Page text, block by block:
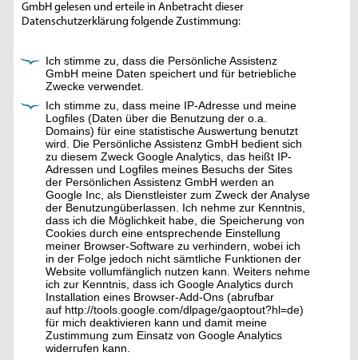
GmbH gelesen und erteile in Anbetracht dieser
Datenschutzerklärung folgende Zustimmung:
Ich stimme zu, dass die Persönliche Assistenz
GmbH meine Daten speichert und für betriebliche
Zwecke verwendet.
Ich stimme zu, dass meine IP-Adresse und meine
Logfiles (Daten über die Benutzung der o.a.
Domains) für eine statistische Auswertung benutzt
wird. Die Persönliche Assistenz GmbH bedient sich
zu diesem Zweck Google Analytics, das heißt IP-
Adressen und Logfiles meines Besuchs der Sites
der Persönlichen Assistenz GmbH werden an
Google Inc, als Dienstleister zum Zweck der Analyse
der Benutzungüberlassen. Ich nehme zur Kenntnis,
dass ich die Möglichkeit habe, die Speicherung von
Cookies durch eine entsprechende Einstellung
meiner Browser-Software zu verhindern, wobei ich
in der Folge jedoch nicht sämtliche Funktionen der
Website vollumfänglich nutzen kann. Weiters nehme
ich zur Kenntnis, dass ich Google Analytics durch
Installation eines Browser-Add-Ons (abrufbar
auf http://tools.google.com/dlpage/gaoptout?hl=de)
für mich deaktivieren kann und damit meine
Zustimmung zum Einsatz von Google Analytics
widerrufen kann.